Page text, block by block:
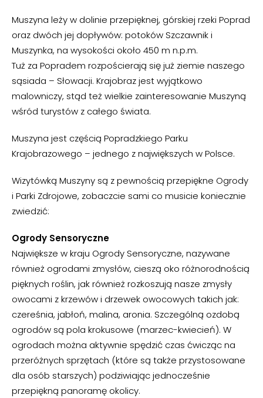
Muszyna leży w dolinie przepięknej, górskiej rzeki Poprad
oraz dwóch jej dopływów: potoków Szczawnik i
Muszynka, na wysokości około 450 m n.p.m.
Tuż za Popradem rozpościerają się już ziemie naszego
sąsiada – Słowacji. Krajobraz jest wyjątkowo
malowniczy, stąd też wielkie zainteresowanie Muszyną
wśród turystów z całego świata.
Muszyna jest częścią Popradzkiego Parku
Krajobrazowego – jednego z największych w Polsce.
Wizytówką Muszyny są z pewnością przepiękne Ogrody
i Parki Zdrojowe, zobaczcie sami co musicie koniecznie
zwiedzić:
Ogrody Sensoryczne
Największe w kraju Ogrody Sensoryczne, nazywane
również ogrodami zmysłów, cieszą oko różnorodnością
pięknych roślin, jak również rozkoszują nasze zmysły
owocami z krzewów i drzewek owocowych takich jak:
czereśnia, jabłoń, malina, aronia. Szczególną ozdobą
ogrodów są pola krokusowe (marzec-kwiecień). W
ogrodach można aktywnie spędzić czas ćwicząc na
przeróżnych sprzętach (które są także przystosowane
dla osób starszych) podziwiając jednocześnie
przepiękną panoramę okolicy.